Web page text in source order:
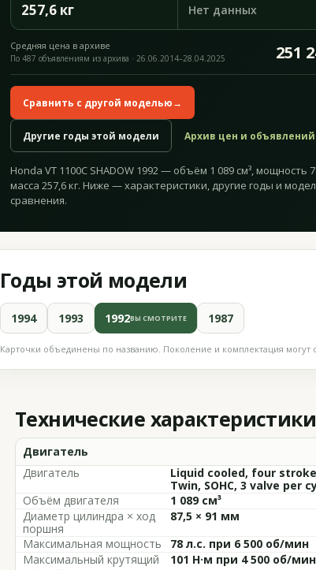
257,6 кг Нет данных
Средняя цена в архиве 251
По 487 объявлениям из архива · 26.06.2014–28.04.2025
Сравнить с другой моделью→
Другие годы этой модели Архив цен и объявлений
Honda VT 1100C SHADOW 1992 — объём 1 089 см³, мощность
масса 257,6 кг. Ниже — характеристики, другие годы и
сравнения.
Годы этой модели
1994 1993 1992ВЫ СМОТРИТЕ 1987
Карточки объединены по названию. Поколение и комплектация могут
Технические характеристики
Двигатель
Двигатель
Liquid cooled, four
Twin, SOHC, 3 valve per
Объём двигателя
1 089 см³
Диаметр цилиндра × ход
поршня
87,5 × 91 мм
Максимальная мощность
78 л.с. при 6 500 об/мин
Максимальный крутящий
101 Н·м при 4 500 об/мин